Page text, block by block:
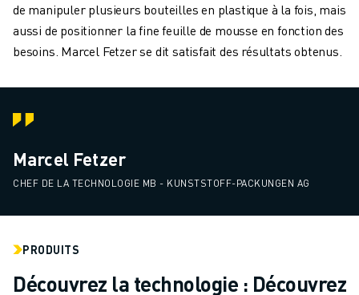
de manipuler plusieurs bouteilles en plastique à la fois, mais
aussi de positionner la fine feuille de mousse en fonction des
besoins. Marcel Fetzer se dit satisfait des résultats obtenus.
Marcel Fetzer
CHEF DE LA TECHNOLOGIE MB - KUNSTSTOFF-PACKUNGEN AG
PRODUITS
Découvrez la technologie : Découvrez